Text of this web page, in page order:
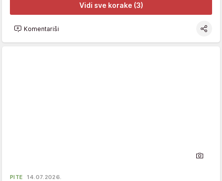
Vidi sve korake (3)
Komentariši
PITE 14.07.2026.